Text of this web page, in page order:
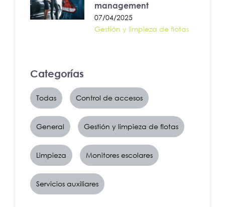
management
07/04/2025
Gestión y limpieza de flotas
Categorías
Todas Control de accesos
General Gestión y limpieza de flotas
Limpieza Monitores escolares
Servicios auxiliares